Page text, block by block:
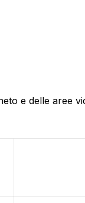
e delle aree